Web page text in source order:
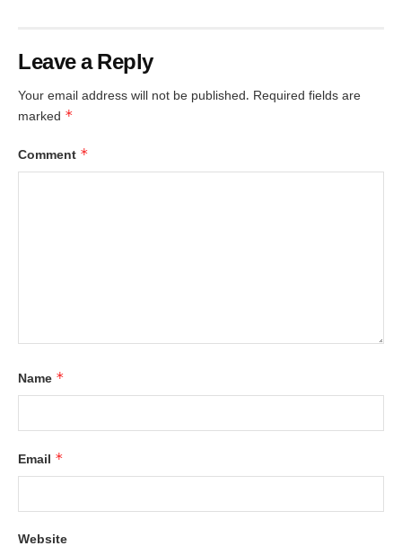
Leave a Reply
Your email address will not be published. Required fields are
marked *
Comment *
Name *
Email *
Website